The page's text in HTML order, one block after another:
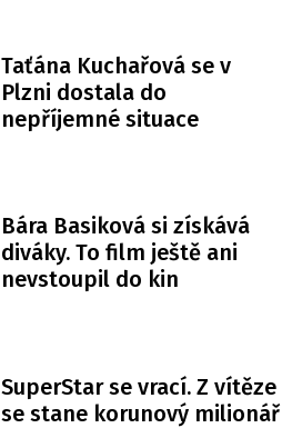
Taťána Kuchařová se v
Plzni dostala do
nepříjemné situace
Bára Basiková si získává
diváky. To film ještě ani
nevstoupil do kin
SuperStar se vrací. Z vítěze
se stane korunový milionář